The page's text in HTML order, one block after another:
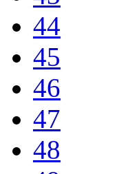
44
45
46
47
48